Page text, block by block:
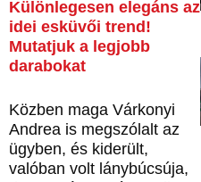
Különlegesen elegáns az
idei esküvői trend!
Mutatjuk a legjobb
darabokat
Közben maga Várkonyi
Andrea is megszólalt az
ügyben, és kiderült,
valóban volt lánybúcsúja,